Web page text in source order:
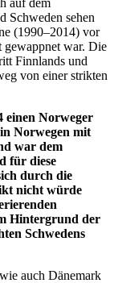
Schweden sehen
(1990–2014) vor
gewappnet war. Die
Finnlands und
von einer strikten
einen Norweger
Norwegen mit
war dem
für diese
durch die
nicht würde
Hintergrund der
Schwedens
auch Dänemark